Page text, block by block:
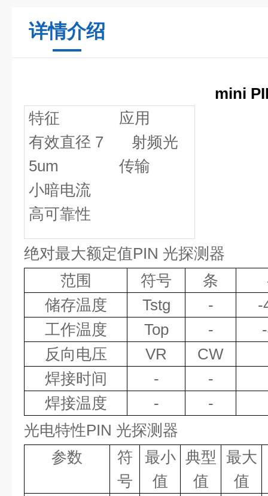
详情介绍
mini
特征
应用
有效直径 7
5um
射频光
传输
小暗电流
高可靠性
绝对最大额定值PIN 光探测器
范围
符号 条
储存温度
Tstg -
-
工作温度
Top -
反向电压
VR
CW
焊接时间
-
-
焊接温度
-
-
光电特性PIN 光探测器
参数
符
号
最小
值
典型
值
最大
值